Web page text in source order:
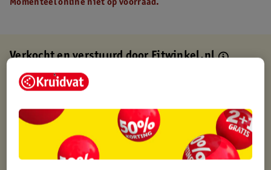
Momenteel online niet op voorraad.
Verkocht en verstuurd doorFitwinkel.nl
Binnen 1 werkdag verstuurd
Gratis retourneren via verkooppartner.
Gratis punten met je Kruidvat kaart